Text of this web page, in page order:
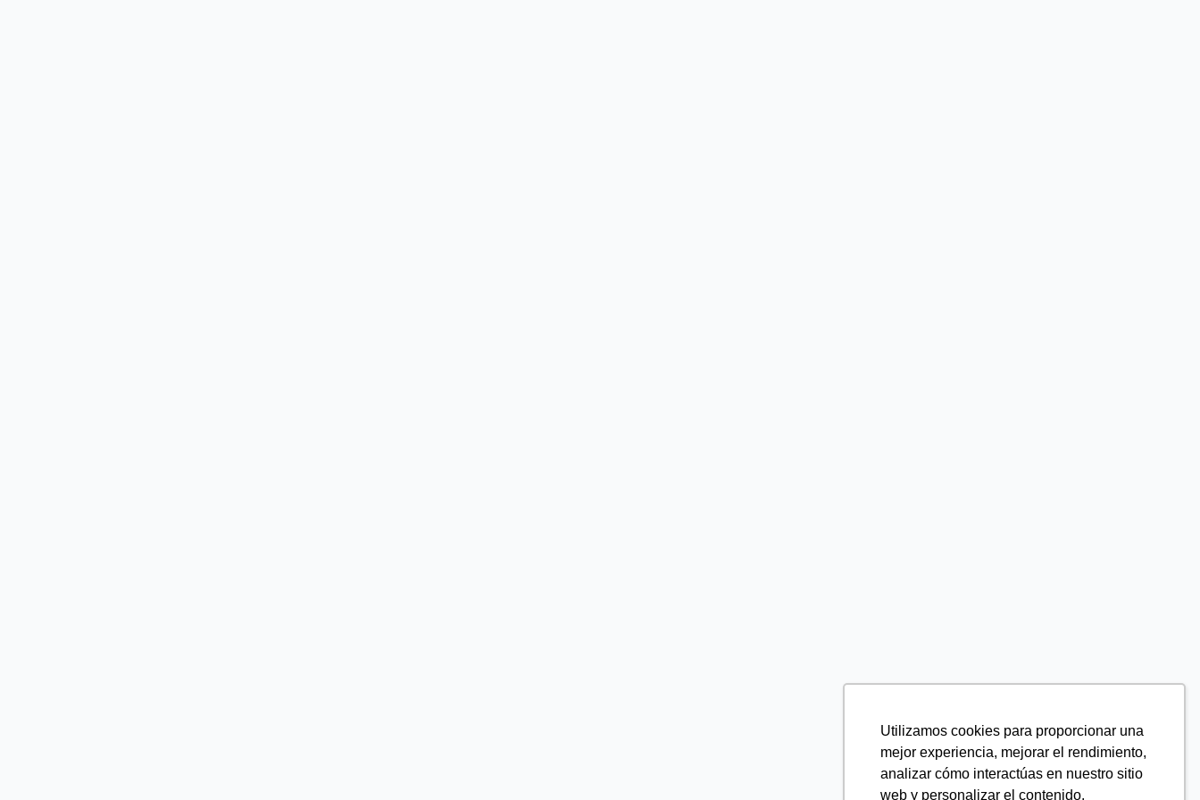
Utilizamos cookies para proporcionar una
mejor experiencia, mejorar el rendimiento,
analizar cómo interactúas en nuestro sitio
web y personalizar el contenido.